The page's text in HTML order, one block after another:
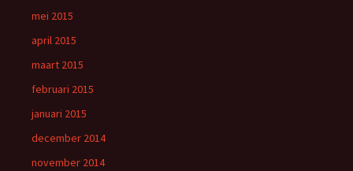
mei 2015
april 2015
maart 2015
februari 2015
januari 2015
december 2014
november 2014